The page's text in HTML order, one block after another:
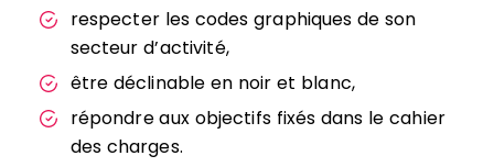
respecter les codes graphiques de son
secteur d’activité,
être déclinable en noir et blanc,
répondre aux objectifs fixés dans le cahier
des charges.